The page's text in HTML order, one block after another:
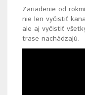
Zariadenie od
nie len vyčistiť
ale aj vyčistiť
trase nachádzajú.